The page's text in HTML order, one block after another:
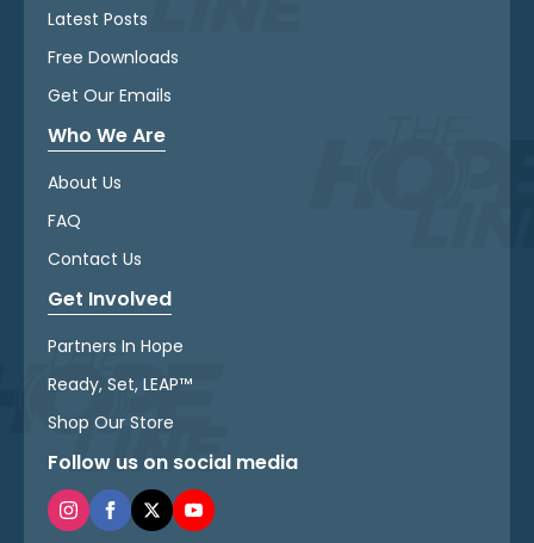
Latest Posts
Free Downloads
Get Our Emails
Who We Are
About Us
FAQ
Contact Us
Get Involved
Partners In Hope
Ready, Set, LEAP™
Shop Our Store
Follow us on social media